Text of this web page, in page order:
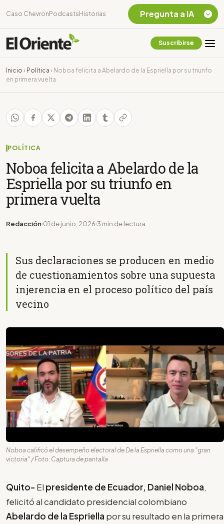
Caso Chevron Podcasts Historias
Suscribirse
Inicio › Política › Noboa felicita a Abelardo de la Espriella por su triunfo
en primera vuelta
POLÍTICA
Noboa felicita a Abelardo de la
Espriella por su triunfo en
primera vuelta
Redacción 01 de junio, 2026 3 min de lectura
Sus declaraciones se producen en medio
de cuestionamientos sobre una supuesta
injerencia en el proceso político del país
vecino
Noboa calificó el desempeño electoral de De la Espriella como una "gran
victoria" / Foto: Captura de pantalla
Quito- El presidente de Ecuador, Daniel Noboa,
felicitó al candidato presidencial colombiano
Abelardo de la Espriella por su resultado en la primera
Pregunta a IA
Chevron Ecuador